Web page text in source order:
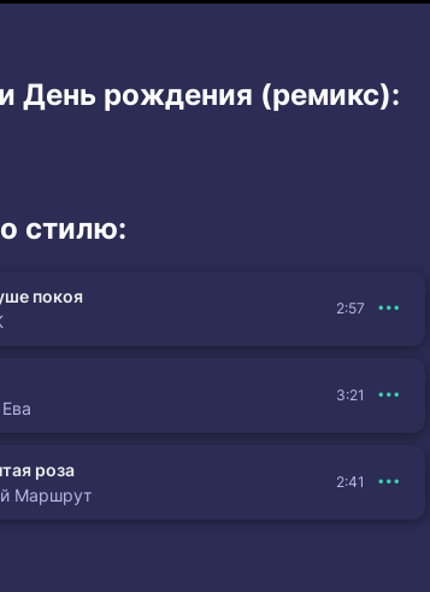
День рождения (ремикс):
стилю:
покоя
2:57
3:21
роза
Маршрут
2:41